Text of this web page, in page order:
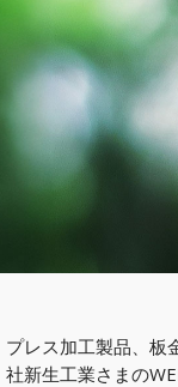
プレス加工製品、板
社新生工業さまの